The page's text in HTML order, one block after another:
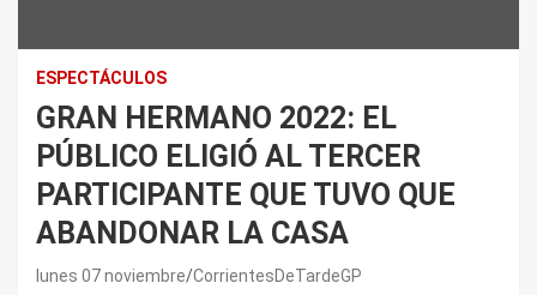
ESPECTÁCULOS
GRAN HERMANO 2022: EL
PÚBLICO ELIGIÓ AL TERCER
PARTICIPANTE QUE TUVO QUE
ABANDONAR LA CASA
lunes 07 noviembre CorrientesDeTardeGP